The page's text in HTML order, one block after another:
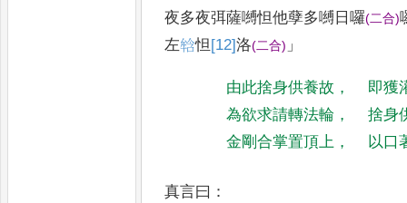
夜多夜弭薩嚩怛他孽多嚩日囉(二合)
左𤚥怛[12]洛(二合) 」
由此捨身供養故 ，
即獲
為欲求請轉法輪 ，
捨身
金剛合掌置頂上 ， 以口
真言曰 ：